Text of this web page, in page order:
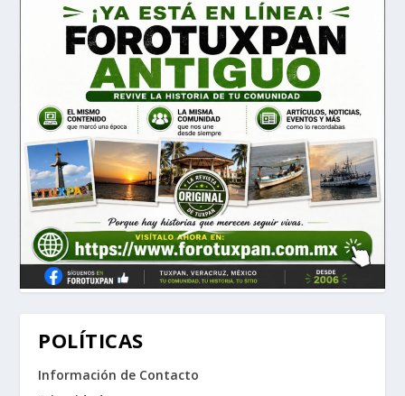
POLÍTICAS
Información de Contacto